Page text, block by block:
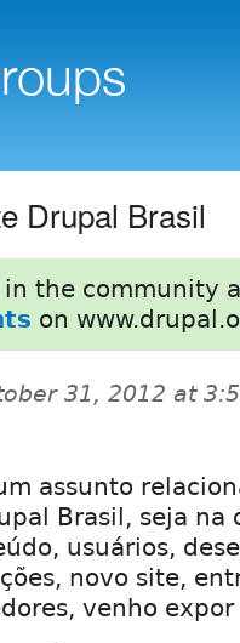
Drupal Brasil
in the community
on
31, 2012 at
assunto
Brasil, seja na
usuários,
novo site,
venho